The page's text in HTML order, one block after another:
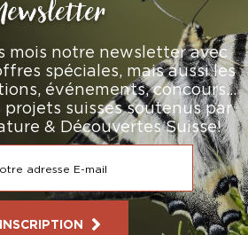
mois notre newsletter avec
spéciales, mais aussi les
événements, concours…
projets suisses soutenus par
& Découvertes Suisse!
INSCRIPTION